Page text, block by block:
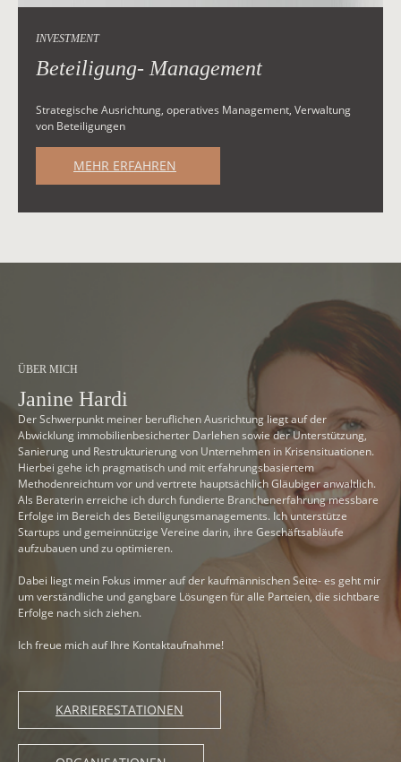
INVESTMENT
Beteiligung- Management
Strategische Ausrichtung, operatives Management, Verwaltung
von Beteiligungen
MEHR ERFAHREN
ÜBER MICH
Janine Hardi
Der Schwerpunkt meiner beruflichen Ausrichtung liegt auf der
Abwicklung immobilienbesicherter Darlehen sowie der Unterstützung,
Sanierung und Restrukturierung von Unternehmen in Krisensituationen.
Hierbei gehe ich pragmatisch und mit erfahrungsbasiertem
Methodenreichtum vor und vertrete hauptsächlich Gläubiger anwaltlich.
Als Beraterin erreiche ich durch fundierte Branchenerfahrung messbare
Erfolge im Bereich des Beteiligungsmanagements. Ich unterstütze
Startups und gemeinnützige Vereine darin, ihre Geschäftsabläufe
aufzubauen und zu optimieren.
Dabei liegt mein Fokus immer auf der kaufmännischen Seite- es geht mir
um verständliche und gangbare Lösungen für alle Parteien, die sichtbare
Erfolge nach sich ziehen.
Ich freue mich auf Ihre Kontaktaufnahme!
KARRIERESTATIONEN